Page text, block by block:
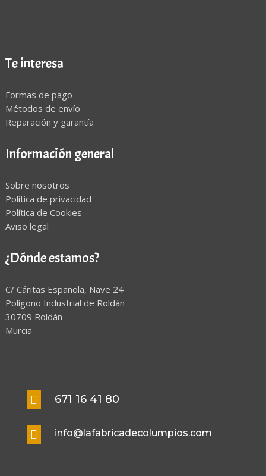
Te interesa
Formas de pago
Métodos de envío
Reparación y garantía
Información general
Sobre nosotros
Política de privacidad
Política de Cookies
Aviso legal
¿Dónde estamos?
C/ Cáritas Española, Nave 24
Polígono Industrial de Roldán
30709 Roldán
Murcia
 671 16 41 80
 info@lafabricadecolumpios.com